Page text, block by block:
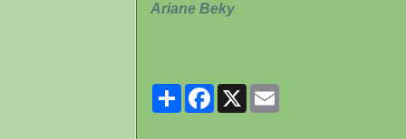
Ariane Beky
Partager
Facebook
X